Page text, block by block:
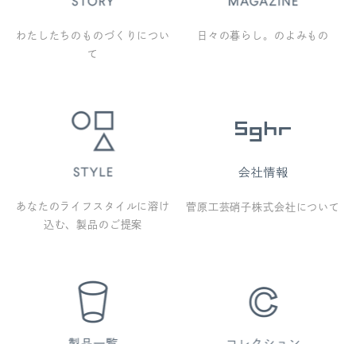
わたしたちのものづくりについ
て
日々の暮らし。のよみもの
あなたのライフスタイルに溶け
込む、製品のご提案
菅原工芸硝子株式会社について